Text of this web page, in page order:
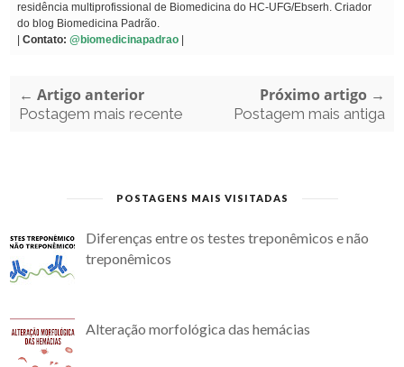
residência multiprofissional de Biomedicina do HC-UFG/Ebserh. Criador
do blog Biomedicina Padrão.
Contato: @biomedicinapadrao
← Artigo anterior
Postagem mais recente
Próximo artigo →
Postagem mais antiga
POSTAGENS MAIS VISITADAS
Diferenças entre os testes treponêmicos e não
treponêmicos
Alteração morfológica das hemácias